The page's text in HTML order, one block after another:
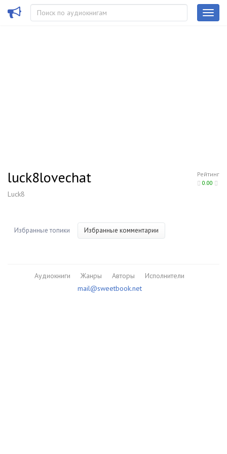
Рейтинг
0.00
luck8lovechat
Luck8
Избранные топики Избранные комментарии
Аудиокниги Жанры Авторы
Исполнители
mail@sweetbook.net